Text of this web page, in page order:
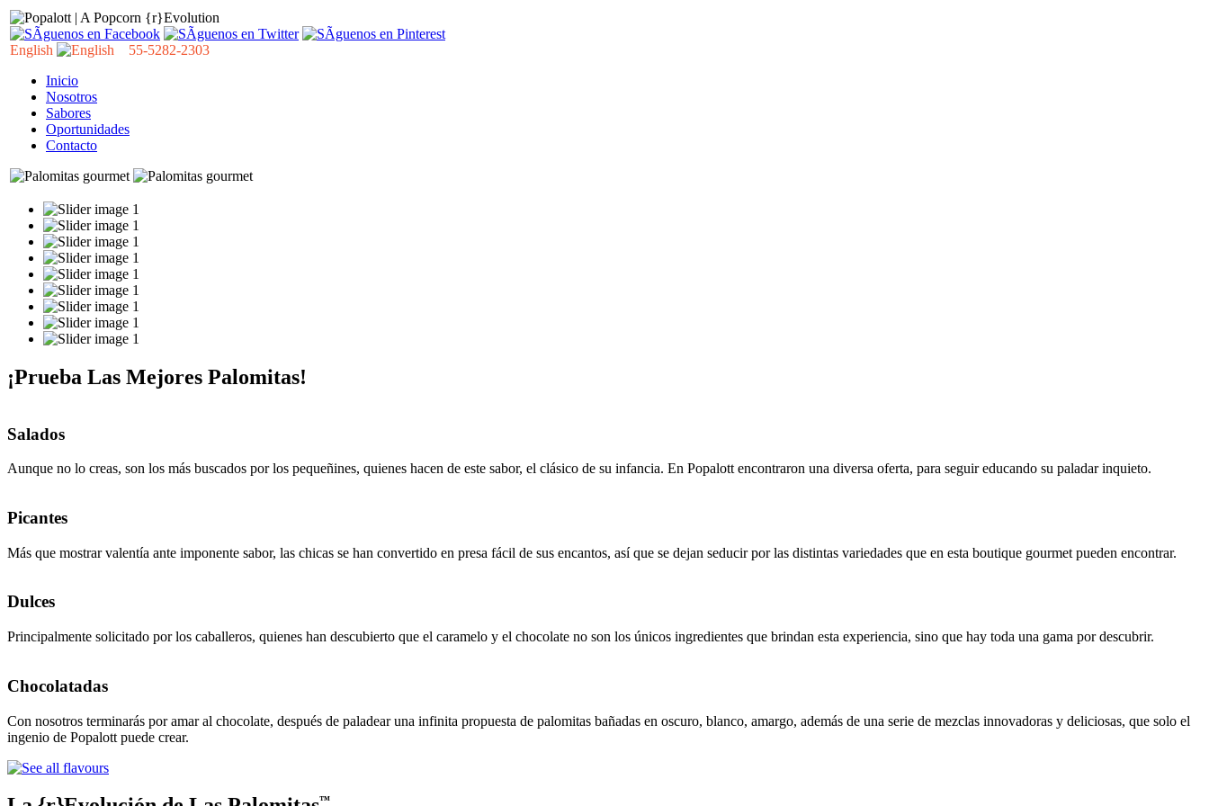
English
55-5282-2303
Inicio
Nosotros
Sabores
Oportunidades
Contacto
¡Prueba Las Mejores Palomitas!
Salados
Aunque no lo creas, son los más buscados por los pequeñines, quienes hacen de este sabor, el clásico de su infancia. En Popalott encontraron una diversa oferta, para seguir educando su paladar inquieto.
Picantes
Más que mostrar valentía ante imponente sabor, las chicas se han convertido en presa fácil de sus encantos, así que se dejan seducir por las distintas variedades que en esta boutique gourmet pueden encontrar.
Dulces
Principalmente solicitado por los caballeros, quienes han descubierto que el caramelo y el chocolate no son los únicos ingredientes que brindan esta experiencia, sino que hay toda una gama por descubrir.
Chocolatadas
Con nosotros terminarás por amar al chocolate, después de paladear una infinita propuesta de palomitas bañadas en oscuro, blanco, amargo, además de una serie de mezclas innovadoras y deliciosas, que solo el
ingenio de Popalott puede crear.
™